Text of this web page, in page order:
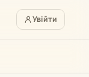
Увійти